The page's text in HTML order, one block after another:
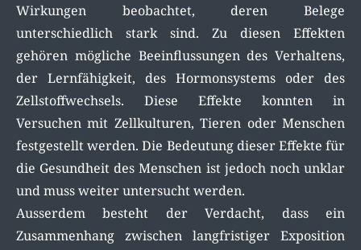
Wirkungen beobachtet, deren Belege
unterschiedlich stark sind. Zu diesen Effekten
gehören mögliche Beeinflussungen des Verhaltens,
der Lernfähigkeit, des Hormonsystems oder des
Zellstoffwechsels. Diese Effekte konnten in
Versuchen mit Zellkulturen, Tieren oder Menschen
festgestellt werden. Die Bedeutung dieser Effekte für
die Gesundheit des Menschen ist jedoch noch unklar
und muss weiter untersucht werden.
Ausserdem besteht der Verdacht, dass ein
Zusammenhang zwischen langfristiger Exposition